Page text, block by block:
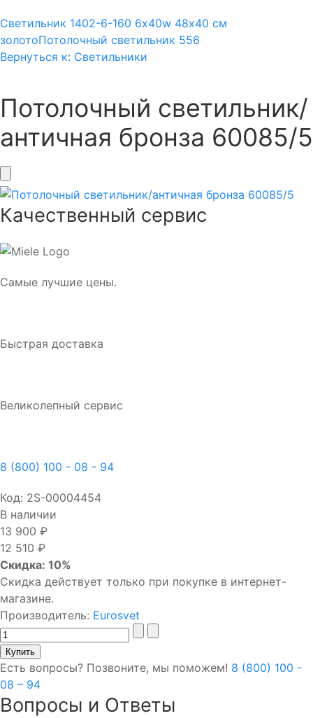
Светильник 1402-6-160 6х40w 48х40 см
золотоПотолочный светильник 556
Вернуться к: Светильники
Потолочный светильник/
античная бронза 60085/5
Качественный сервис
Самые лучшие цены.
Быстрая доставка
Великолепный сервис
8 (800) 100 - 08 - 94
Код: 2S-00004454
В наличии
13 900 ₽
12 510 ₽
Скидка: 10%
Скидка действует только при покупке в интернет-
магазине.
Производитель: Eurosvet
Есть вопросы? Позвоните, мы поможем! 8 (800) 100 -
08 – 94
Вопросы и Ответы